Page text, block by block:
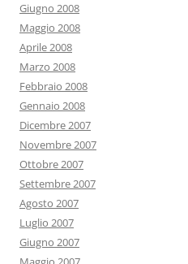
Giugno 2008
Maggio 2008
Aprile 2008
Marzo 2008
Febbraio 2008
Gennaio 2008
Dicembre 2007
Novembre 2007
Ottobre 2007
Settembre 2007
Agosto 2007
Luglio 2007
Giugno 2007